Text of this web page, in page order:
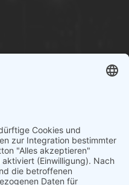
– Kultur – Umwelt –
– für die Region Bayern